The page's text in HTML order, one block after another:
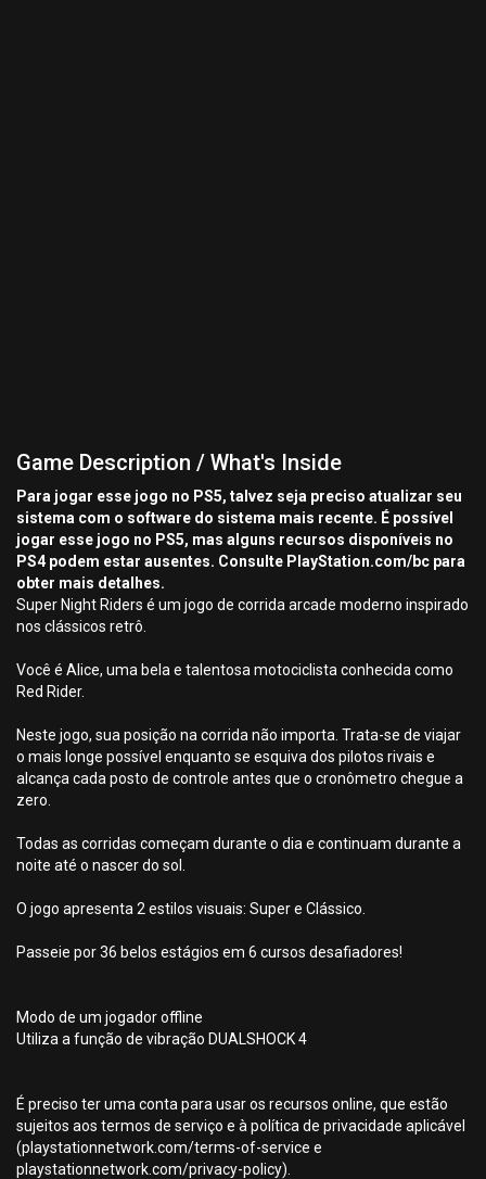
Game Description / What's Inside
Para jogar esse jogo no PS5, talvez seja preciso atualizar seu
sistema com o software do sistema mais recente. É possível
jogar esse jogo no PS5, mas alguns recursos disponíveis no
PS4 podem estar ausentes. Consulte PlayStation.com/bc para
obter mais detalhes.
Super Night Riders é um jogo de corrida arcade moderno inspirado
nos clássicos retrô.
Você é Alice, uma bela e talentosa motociclista conhecida como
Red Rider.
Neste jogo, sua posição na corrida não importa. Trata-se de viajar
o mais longe possível enquanto se esquiva dos pilotos rivais e
alcança cada posto de controle antes que o cronômetro chegue a
zero.
Todas as corridas começam durante o dia e continuam durante a
noite até o nascer do sol.
O jogo apresenta 2 estilos visuais: Super e Clássico.
Passeie por 36 belos estágios em 6 cursos desafiadores!
Modo de um jogador offline
Utiliza a função de vibração DUALSHOCK 4
É preciso ter uma conta para usar os recursos online, que estão
sujeitos aos termos de serviço e à política de privacidade aplicável
(playstationnetwork.com/terms-of-service e
playstationnetwork.com/privacy-policy).